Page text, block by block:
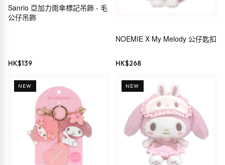
Sanrio 亞加力雨傘標記吊飾 - 毛
公仔吊飾
HK$139
NOEMIE X My Melody 公仔匙扣
HK$268
NEW NEW